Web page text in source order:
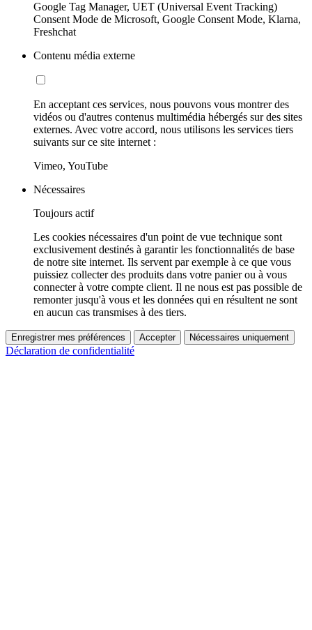
Google Tag Manager, UET (Universal Event Tracking)
Consent Mode de Microsoft, Google Consent Mode, Klarna,
Freshchat
Contenu média externe
En acceptant ces services, nous pouvons vous montrer des
vidéos ou d'autres contenus multimédia hébergés sur des sites
externes. Avec votre accord, nous utilisons les services tiers
suivants sur ce site internet :
Vimeo, YouTube
Nécessaires
Toujours actif
Les cookies nécessaires d'un point de vue technique sont
exclusivement destinés à garantir les fonctionnalités de base
de notre site internet. Ils servent par exemple à ce que vous
puissiez collecter des produits dans votre panier ou à vous
connecter à votre compte client. Il ne nous est pas possible de
remonter jusqu'à vous et les données qui en résultent ne sont
en aucun cas transmises à des tiers.
Enregistrer mes préférences Accepter Nécessaires uniquement
Déclaration de confidentialité